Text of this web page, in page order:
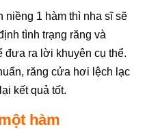
niềng 1 hàm thì nha sĩ sẽ
tình trạng răng và
đưa ra lời khuyên cụ thể.
răng cửa hơi lệch lạc
kết quả tốt.
hàm